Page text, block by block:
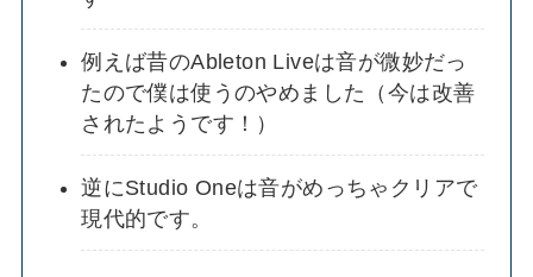
例えば昔のAbleton Liveは音が微妙だっ
たので僕は使うのやめました（今は改善
されたようです！）
逆にStudio Oneは音がめっちゃクリアで
現代的です。